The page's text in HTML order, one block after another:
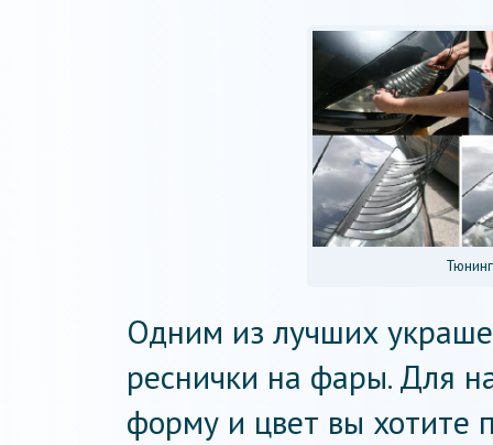
Одним из лучших
реснички на фары. Для
форму и цвет вы хотите